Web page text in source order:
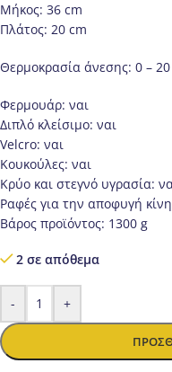
Μήκος: 36 cm
Πλάτος: 20 cm
Θερμοκρασία άνεσης: 0 – 20
Φερμουάρ: ναι
Διπλό κλείσιμο: ναι
Velcro: ναι
Κουκούλες: ναι
Κρύο και στεγνό υγρασία:
Ραφές για την αποφυγή
Βάρος προϊόντος: 1300 g
2 σε απόθεμα
- +